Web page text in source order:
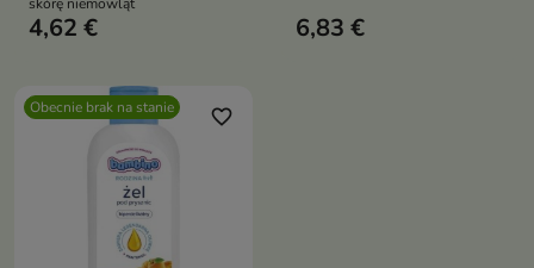
4,62 € 6,83 €
Obecnie brak na stanie favorite_border